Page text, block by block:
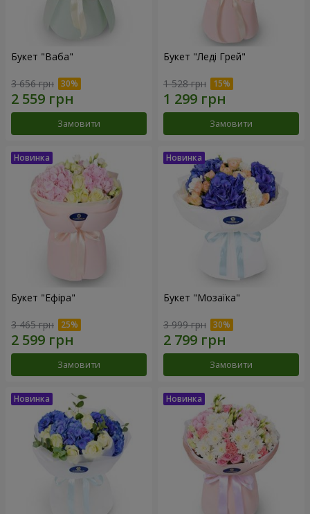
Букет "Ваба"
3 656 грн
Замовити
Букет "Леді Грей"
1 528 грн
Замовити
Букет "Ефіра"
3 465 грн
Замовити
Букет "Мозаїка"
3 999 грн
Замовити